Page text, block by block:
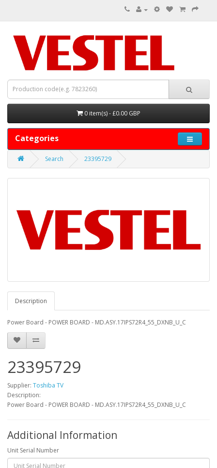
0 item(s) - £0.00 GBP
Categories
Search 23395729
Description
Power Board - POWER BOARD - MD.ASY.17IPS72R4_55_DXNB_U_C
23395729
Supplier: Toshiba TV
Description:
Power Board - POWER BOARD - MD.ASY.17IPS72R4_55_DXNB_U_C
Additional Information
Unit Serial Number